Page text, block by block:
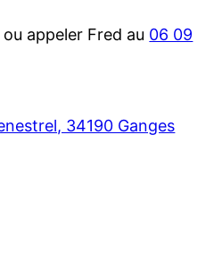
ou appeler Fred au 06 09
34190 Ganges